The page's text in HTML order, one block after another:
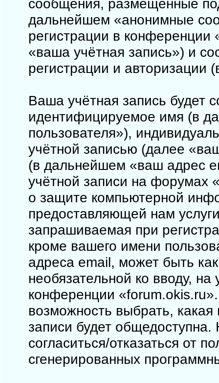
сообщения, размещённые
дальнейшем «анонимные
регистрации в
«ваша учётная запись») и
регистрации и
Ваша учётная запись будет
идентифицируемое имя (в
пользователя»),
учётной записью (далее
(в дальнейшем «ваш адрес
учётной записи на форумах
о защите компьютерной
предоставляющей нам
запрашиваемая при
кроме вашего имени
адреса email, может быть
необязательной ко вводу,
конференции
возможность выбрать,
записи будет общедоступна.
согласиться/отказаться от
сгенерированных